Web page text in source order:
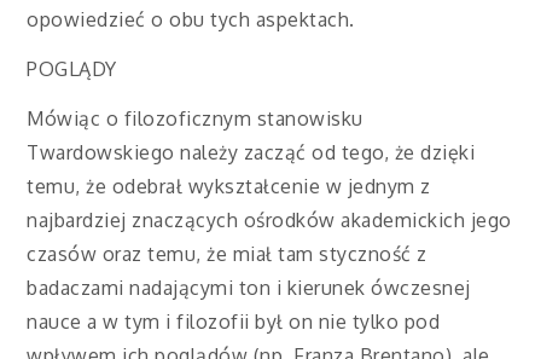
opowiedzieć o obu tych aspektach.
POGLĄDY
Mówiąc o filozoficznym stanowisku
Twardowskiego należy zacząć od tego, że dzięki
temu, że odebrał wykształcenie w jednym z
najbardziej znaczących ośrodków akademickich jego
czasów oraz temu, że miał tam styczność z
badaczami nadającymi ton i kierunek ówczesnej
nauce a w tym i filozofii był on nie tylko pod